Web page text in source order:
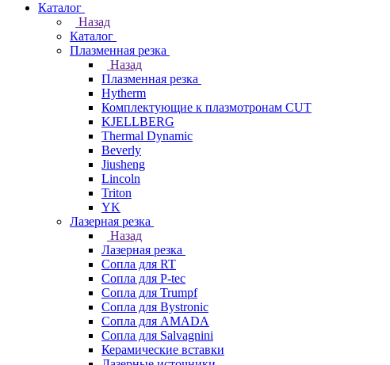
Каталог
Назад
Каталог
Плазменная резка
Назад
Плазменная резка
Hytherm
Комплектующие к плазмотронам CUT
KJELLBERG
Thermal Dynamic
Beverly
Jiusheng
Lincoln
Triton
YK
Лазерная резка
Назад
Лазерная резка
Сопла для RT
Сопла для P-tec
Сопла для Trumpf
Сопла для Bystronic
Сопла для AMADA
Сопла для Salvagnini
Керамические вставки